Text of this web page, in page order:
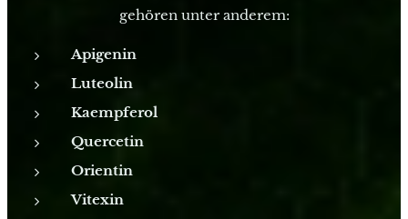
gehören unter anderem:
Apigenin
Luteolin
Kaempferol
Quercetin
Orientin
Vitexin